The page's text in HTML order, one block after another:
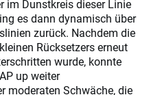
im Dunstkreis dieser Linie
es dann dynamisch über
zurück. Nachdem die
Rücksetzers erneut
wurde, konnte
up weiter
moderaten Schwäche, die